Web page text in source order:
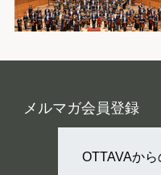
メルマガ会員登録
OTTAVAから